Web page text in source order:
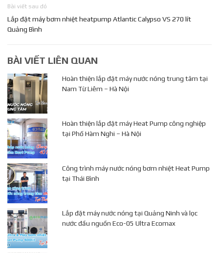
Bài viết sau đó
Lắp đặt máy bơm nhiệt heatpump Atlantic Calypso VS 270 lít
Quảng Bình
BÀI VIẾT LIÊN QUAN
Hoàn thiện lắp đặt máy nước nóng trung tâm tại
Nam Từ Liêm – Hà Nội
Hoàn thiện lắp đặt máy Heat Pump công nghiệp
tại Phố Hàm Nghi – Hà Nội
Công trình máy nước nóng bơm nhiệt Heat Pump
tại Thái Bình
Lắp đặt máy nước nóng tại Quảng Ninh và lọc
nước đầu nguồn Eco-05 Ultra Ecomax